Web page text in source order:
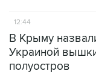
12:44
В Крыму
Украиной
полуостров